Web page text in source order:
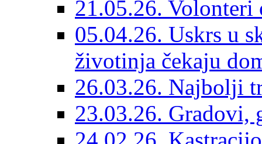
21.05.26. Volonteri
05.04.26. Uskrs u
životinja čekaju
26.03.26. Najbolji
23.03.26. Gradovi,